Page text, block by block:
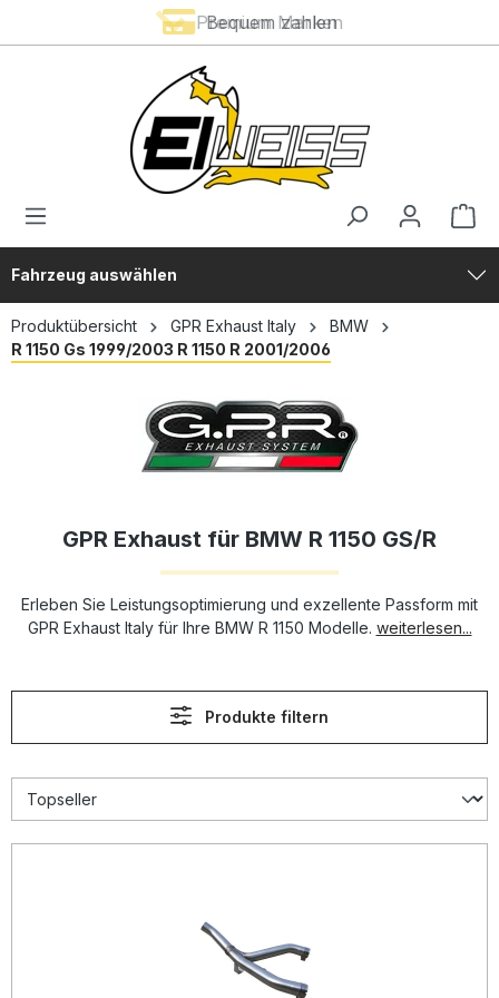
Premium Marken
Bequem zahlen
Fahrzeug auswählen
Produktübersicht GPR Exhaust Italy
BMW
R 1150 Gs 1999/2003 R 1150 R 2001/2006
GPR Exhaust für BMW R 1150 GS/R
Erleben Sie Leistungsoptimierung und exzellente Passform mit
GPR Exhaust Italy für Ihre BMW R 1150 Modelle. weiterlesen...
Produkte filtern